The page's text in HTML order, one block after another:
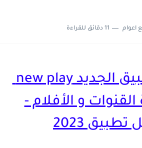
اعوام 11 دقائق للقراءة
حصريا التطبيق الجديد new play
و الأفلام -
2023